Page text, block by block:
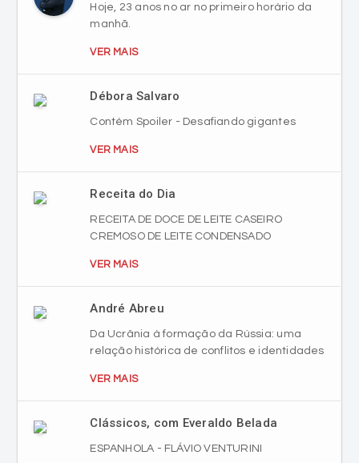
Hoje, 23 anos no ar no primeiro horário da
manhã.
VER MAIS
Débora Salvaro
Contém Spoiler - Desafiando gigantes
VER MAIS
Receita do Dia
RECEITA DE DOCE DE LEITE CASEIRO
CREMOSO DE LEITE CONDENSADO
VER MAIS
André Abreu
Da Ucrânia à formação da Rússia: uma
relação histórica de conflitos e identidades
VER MAIS
Clássicos, com Everaldo Belada
ESPANHOLA - FLÁVIO VENTURINI